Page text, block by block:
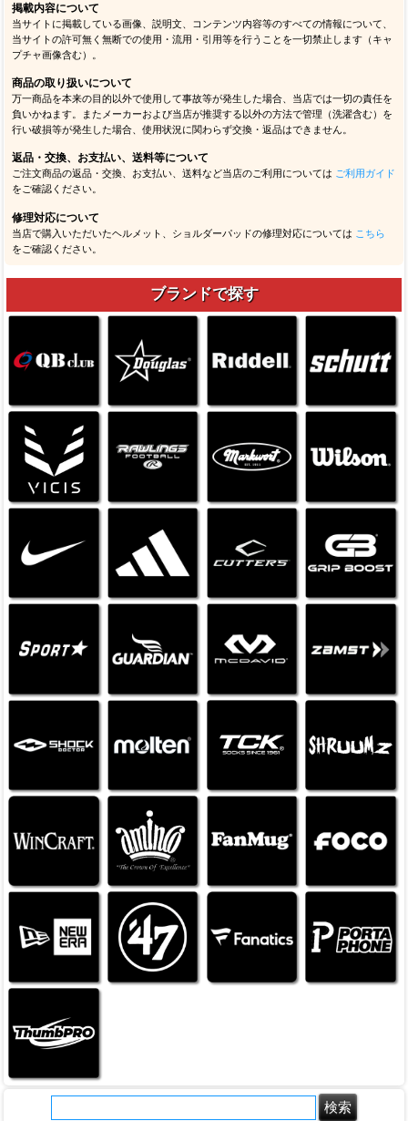
掲載内容について
当サイトに掲載している画像、説明文、コンテンツ内容等のすべての情報について、
当サイトの許可無く無断での使用・流用・引用等を行うことを一切禁止します（キャ
プチャ画像含む）。
商品の取り扱いについて
万一商品を本来の目的以外で使用して事故等が発生した場合、当店では一切の責任を
負いかねます。またメーカーおよび当店が推奨する以外の方法で管理（洗濯含む）を
行い破損等が発生した場合、使用状況に関わらず交換・返品はできません。
返品・交換、お支払い、送料等について
ご注文商品の返品・交換、お支払い、送料など当店のご利用については ご利用ガイド
をご確認ください。
修理対応について
当店で購入いただいたヘルメット、ショルダーパッドの修理対応については こちら
をご確認ください。
ブランドで探す